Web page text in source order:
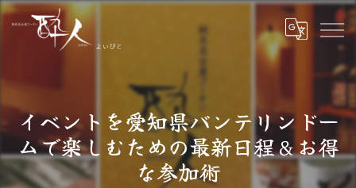
イベントを愛知県バンテリンドー
ムで楽しむための最新日程＆お得
な参加術